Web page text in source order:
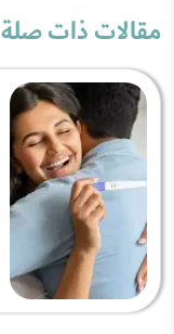
مقالات ذات صلة